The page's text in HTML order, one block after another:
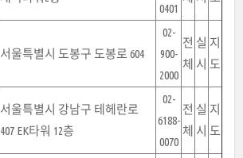
0401
서울특별시 도봉구 도봉로 604
02-
900-
2000
전
체
실
시
지
도
서울특별시 강남구 테헤란로
407 EK타워 12층
02-
6188-
0070
전
체
실
시
지
도